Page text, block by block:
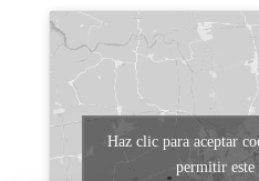
Haz clic para aceptar
permitir este